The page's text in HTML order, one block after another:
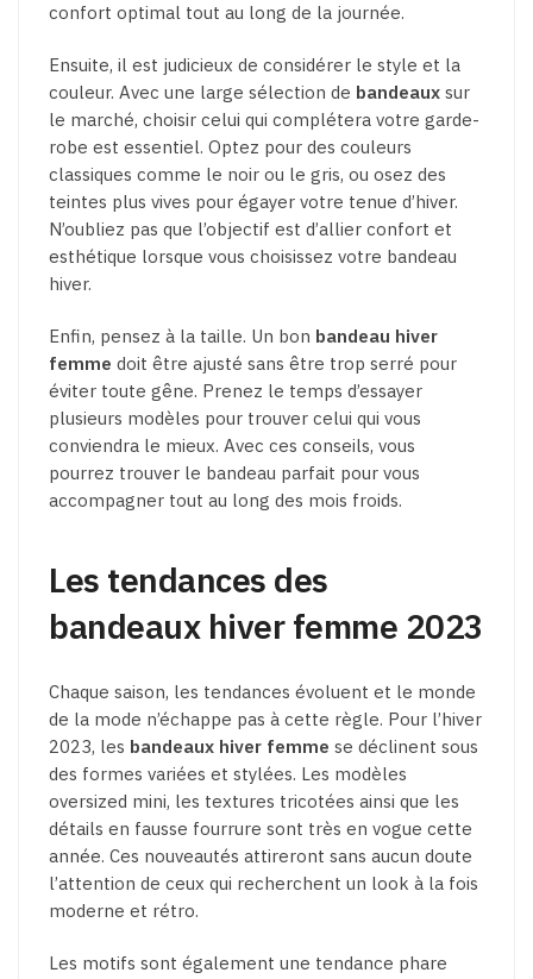
confort optimal tout au long de la journée.
Ensuite, il est judicieux de considérer le style et la
couleur. Avec une large sélection de bandeaux sur
le marché, choisir celui qui complétera votre garde-
robe est essentiel. Optez pour des couleurs
classiques comme le noir ou le gris, ou osez des
teintes plus vives pour égayer votre tenue d’hiver.
N’oubliez pas que l’objectif est d’allier confort et
esthétique lorsque vous choisissez votre bandeau
hiver.
Enfin, pensez à la taille. Un bon bandeau hiver
femme doit être ajusté sans être trop serré pour
éviter toute gêne. Prenez le temps d’essayer
plusieurs modèles pour trouver celui qui vous
conviendra le mieux. Avec ces conseils, vous
pourrez trouver le bandeau parfait pour vous
accompagner tout au long des mois froids.
Les tendances des
bandeaux hiver femme 2023
Chaque saison, les tendances évoluent et le monde
de la mode n’échappe pas à cette règle. Pour l’hiver
2023, les bandeaux hiver femme se déclinent sous
des formes variées et stylées. Les modèles
oversized mini, les textures tricotées ainsi que les
détails en fausse fourrure sont très en vogue cette
année. Ces nouveautés attireront sans aucun doute
l’attention de ceux qui recherchent un look à la fois
moderne et rétro.
Les motifs sont également une tendance phare